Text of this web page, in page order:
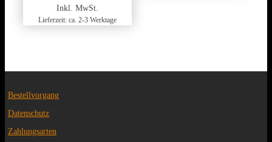
Inkl. MwSt.
Lieferzeit: ca. 2-3 Werktage
Bestellvorgang
Datenschutz
Zahlungsarten